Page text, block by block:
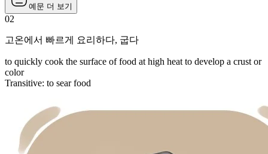
예문 더 보기
02
고온에서 빠르게 요리하다, 굽다
to quickly cook the surface of food at high heat to develop a crust or
color
Transitive: to searfood